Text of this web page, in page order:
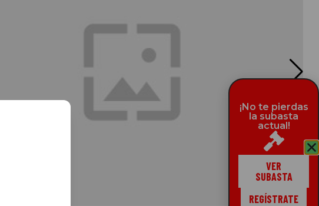
¡No te pierdas
la subasta
actual!
VER
SUBASTA
REGÍSTRATE